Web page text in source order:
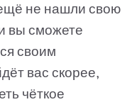
не нашли свою
вы сможете
своим
вас скорее,
чёткое